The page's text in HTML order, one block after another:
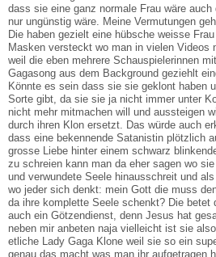
dass sie eine ganz normale Frau wäre
nur ungünstig wäre. Meine Vermutungen
Die haben gezielt eine hübsche weisse
Masken versteckt wo man in vielen Videos
weil die eben mehrere Schauspielerinnen
Gagasong aus dem Background geziehlt
Könnte es sein dass sie sie geklont haben
Sorte gibt, da sie sie ja nicht immer unter
nicht mehr mitmachen will und aussteigen
durch ihren Klon ersetzt. Das würde auch
dass eine bekennende Satanistin plötzlich
grosse Liebe hinter einem schwarz
zu schreien kann man da eher sagen wo
und verwundete Seele hinausschreit und
wo jeder sich denkt: mein Gott die muss
da ihre komplette Seele schenkt? Die betet
auch ein Götzendienst, denn Jesus hat
neben mir anbeten naja vielleicht ist sie
etliche Lady Gaga Klone weil sie so ein
genau das macht was man ihr aufgetragen